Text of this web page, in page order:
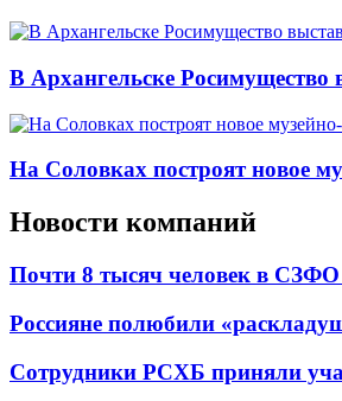
В Архангельске Росимущество
На Соловках построят новое
Новости компаний
Почти 8 тысяч человек в
Россияне полюбили
Сотрудники РСХБ приняли